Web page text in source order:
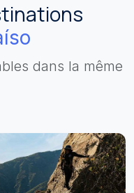
dans la même